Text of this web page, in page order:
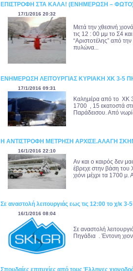
ΕΠΙΣΤΡΟΦΗ ΣΤΑ ΚΑΛΑ! (ΕΝΗΜΕΡΩΣΗ –
17/1/2016 20:32
Μετά την χθεσινή
τις 12 : 00 μμ το Σ4
“Αριστοτέλης” από
πυλώνα...
ΕΝΗΜΕΡΩΣΗ ΛΕΙΤΟΥΡΓΙΑΣ ΚΥΡΙΑΚΗ ΧΚ 3-5
17/1/2016 09:31
Καλημέρα από το ΧΚ
1700 , 15 εκατοστά
Παράδεισου. Από
Η ΑΝΤΙΣΤΡΟΦΗ ΜΕΤΡΗΣΗ ΑΡΧΙΣΕ.ΑΛΑΓΗ
16/1/2016 22:10
Αν και ο καιρός δεν
έβρεχε στην βάση
χιόνι μέχρι τα 1700
Σε αναστολή λειτουργιάς εως τις 12:00 το χ/κ 3-
16/1/2016 08:04
Σε αναστολή
Πηγάδια . Έντονη
Σπουδαίες επιτυχίες από τους Έλληνες